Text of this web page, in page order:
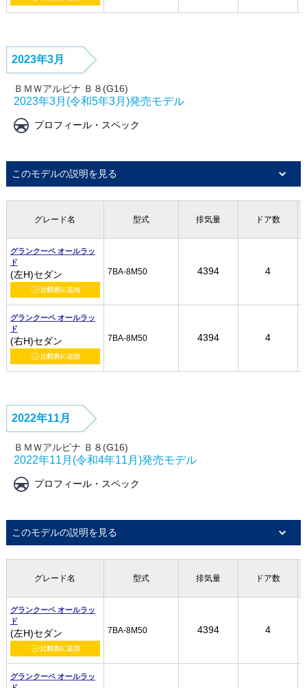
2023年3月
ＢＭＷアルピナ Ｂ８(G16)
2023年3月(令和5年3月)発売モデル
プロフィール・スペック
このモデルの説明を見る
グレード名 型式 排気量 ドア数
グランクーペ オールラッ
ド
(左H)セダン 7BA-8M50 4394 4
グランクーペ オールラッ
ド
(右H)セダン 7BA-8M50 4394 4
グレード名 型式 排気量 ドア数
グランクーペ オールラッ
ド
(左H)セダン 7BA-8M50 4394 4
グランクーペ オールラッ
ド
(右H)セダン 7BA-8M50 4394 4
グレード名 型式 排気量 ドア数
グランクーペ オールラッ
ド
(左H)セダン 7BA-8M50 4394 4
グランクーペ オールラッ
ド
(右H)セダン 7BA-8M50 4394 4
グレード名 型式 排気量 ドア数
グランクーペ オールラッ
ド
(左H)セダン 7BA-8M50 4394 4
グランクーペ オールラッ
ド
(右H)セダン 7BA-8M50 4394 4
2022年11月
ＢＭＷアルピナ Ｂ８(G16)
2022年11月(令和4年11月)発売モデル
プロフィール・スペック
このモデルの説明を見る
グレード名 型式 排気量 ドア数
グランクーペ オールラッ
ド
(左H)セダン 7BA-8M50 4394 4
グランクーペ オールラッ
グレード名 型式 排気量 ドア数
グランクーペ オールラッ
ド
(左H)セダン 7BA-8M50 4394 4
グランクーペ オールラッ
グレード名 型式 排気量 ドア数
グランクーペ オールラッ
ド
(左H)セダン 7BA-8M50 4394 4
グランクーペ オールラッ
グレード名 型式 排気量 ドア数
グランクーペ オールラッ
ド
(左H)セダン 7BA-8M50 4394 4
グランクーペ オールラッ